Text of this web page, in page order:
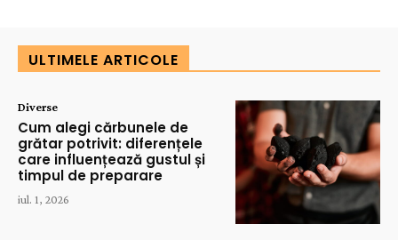
ULTIMELE ARTICOLE
Diverse
Cum alegi cărbunele de
grătar potrivit: diferențele
care influențează gustul și
timpul de preparare
iul. 1, 2026